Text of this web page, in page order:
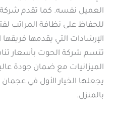
العميل نفسه. كما تقدم
للحفاظ على نظافة المراتب
الإرشادات التي يقدمها فريقها
تتسم شركة الحوت بأسعار
الميزانيات مع ضمان جودة
يجعلها الخيار الأول في
بالمنزل.